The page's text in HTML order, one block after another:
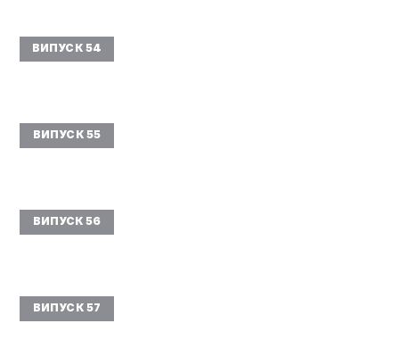
ВИПУСК 54
ВИПУСК 55
ВИПУСК 56
ВИПУСК 57